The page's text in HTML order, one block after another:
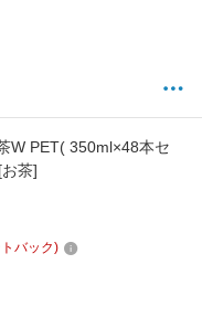
W PET( 350ml×48本セ
茶]
バック)